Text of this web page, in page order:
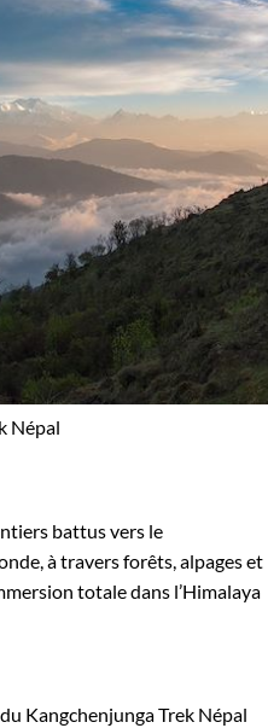
battus vers le
à travers forêts, alpages et
totale dans l’Himalaya
KangchenjungaTrek Népal